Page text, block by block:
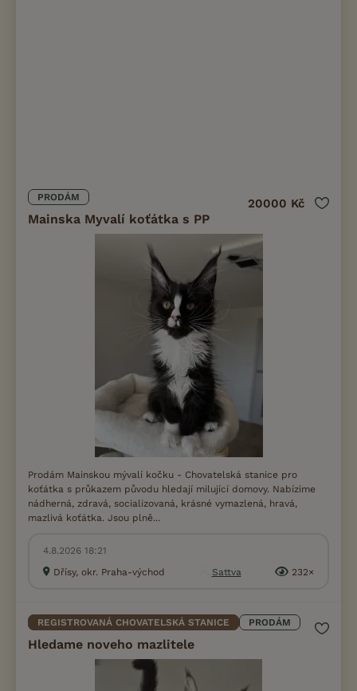
PRODÁM
Mainska Myvalí koťátka s PP
20000 Kč
Prodám Mainskou mývalí kočku - Chovatelská stanice pro
koťátka s průkazem původu hledají milující domovy. Nabízime
nádherná, zdravá, socializovaná, krásné vymazlená, hravá,
mazlivá koťátka. Jsou plně...
4.8.2026 18:21
Dřísy, okr. Praha-východ
Sattva 232×
REGISTROVANÁ CHOVATELSKÁ STANICE PRODÁM
Hledame noveho mazlitele